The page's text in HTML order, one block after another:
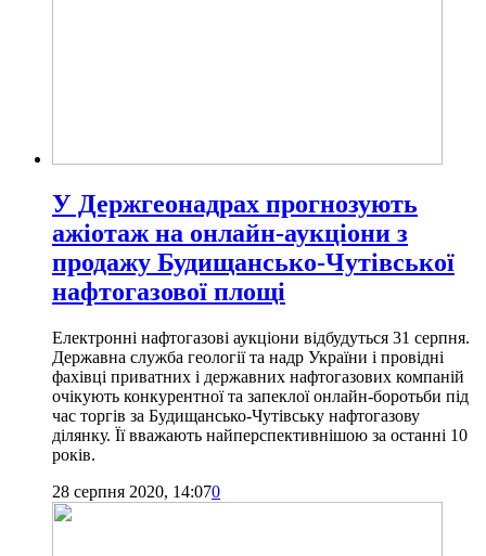
У Держгеонадрах прогнозують
ажіотаж на онлайн-аукціони з
продажу Будищансько-Чутівської
нафтогазової площі
Електронні нафтогазові аукціони відбудуться 31 серпня.
Державна служба геології та надр України і провідні
фахівці приватних і державних нафтогазових компаній
очікують конкурентної та запеклої онлайн-боротьби під
час торгів за Будищансько-Чутівську нафтогазову
ділянку. Її вважають найперспективнішою за останні 10
років.
28 серпня 2020, 14:070